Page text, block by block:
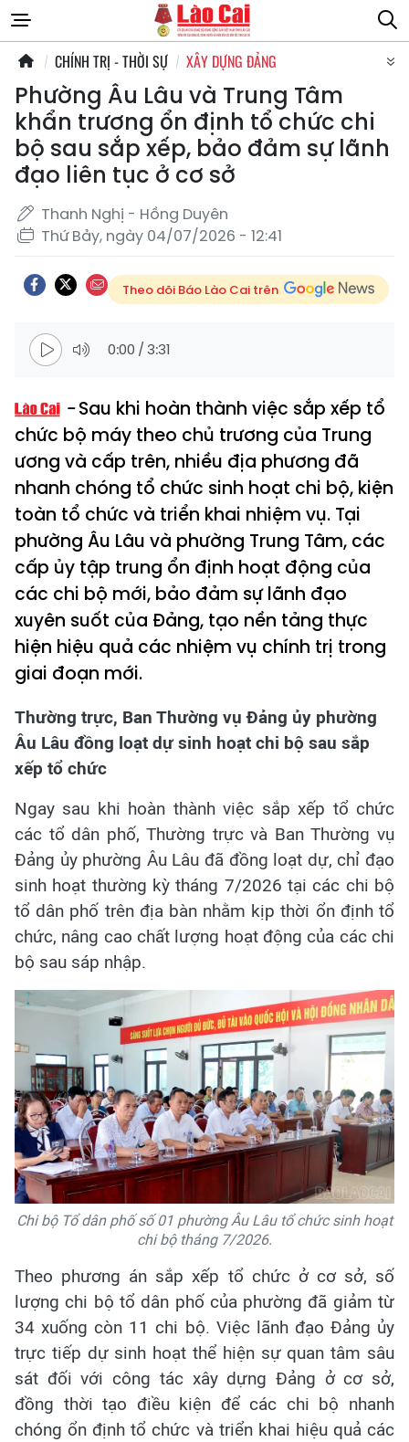
CHÍNH TRỊ - THỜI SỰ XÂY DỰNG ĐẢNG
Phường Âu Lâu và Trung Tâm
khẩn trương ổn định tổ chức chi
bộ sau sắp xếp, bảo đảm sự lãnh
đạo liên tục ở cơ sở
Thanh Nghị - Hồng Duyên
Thứ Bảy, ngày 04/07/2026 - 12:41
Theo dõi Báo Lào Cai trên
0:00 /3:31
Sau khi hoàn thành việc sắp xếp tổ
chức bộ máy theo chủ trương của Trung
ương và cấp trên, nhiều địa phương đã
nhanh chóng tổ chức sinh hoạt chi bộ, kiện
toàn tổ chức và triển khai nhiệm vụ. Tại
phường Âu Lâu và phường Trung Tâm, các
cấp ủy tập trung ổn định hoạt động của
các chi bộ mới, bảo đảm sự lãnh đạo
xuyên suốt của Đảng, tạo nền tảng thực
hiện hiệu quả các nhiệm vụ chính trị trong
giai đoạn mới.
Thường trực, Ban Thường vụ Đảng ủy phường
Âu Lâu đồng loạt dự sinh hoạt chi bộ sau sắp
xếp tổ chức
Ngay sau khi hoàn thành việc sắp xếp tổ chức
các tổ dân phố, Thường trực và Ban Thường vụ
Đảng ủy phường Âu Lâu đã đồng loạt dự, chỉ đạo
sinh hoạt thường kỳ tháng 7/2026 tại các chi bộ
tổ dân phố trên địa bàn nhằm kịp thời ổn định tổ
chức, nâng cao chất lượng hoạt động của các chi
bộ sau sáp nhập.
Chi bộ Tổ dân phố số 01 phường Âu Lâu tổ chức sinh hoạt
chi bộ tháng 7/2026.
Theo phương án sắp xếp tổ chức ở cơ sở, số
lượng chi bộ tổ dân phố của phường đã giảm từ
34 xuống còn 11 chi bộ. Việc lãnh đạo Đảng ủy
trực tiếp dự sinh hoạt thể hiện sự quan tâm sâu
sát đối với công tác xây dựng Đảng ở cơ sở,
đồng thời tạo điều kiện để các chi bộ nhanh
chóng ổn định tổ chức và triển khai hiệu quả các